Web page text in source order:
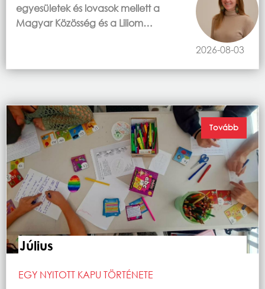
2026-08-03
egyesületek és lovasok mellett a
Magyar Közösség és a Liliom…
Július
EGY NYITOTT KAPU TÖRTÉNETE
Tovább